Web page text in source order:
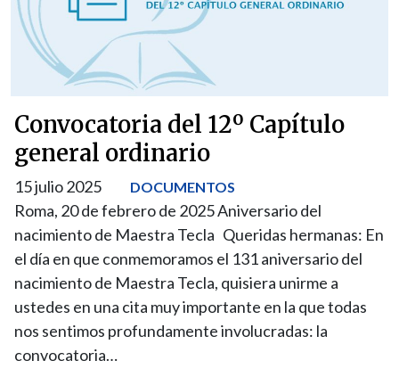
Convocatoria del 12º Capítulo
general ordinario
15 julio 2025 DOCUMENTOS
Roma, 20 de febrero de 2025 Aniversario del
nacimiento de Maestra Tecla Queridas hermanas: En
el día en que conmemoramos el 131 aniversario del
nacimiento de Maestra Tecla, quisiera unirme a
ustedes en una cita muy importante en la que todas
nos sentimos profundamente involucradas: la
convocatoria…